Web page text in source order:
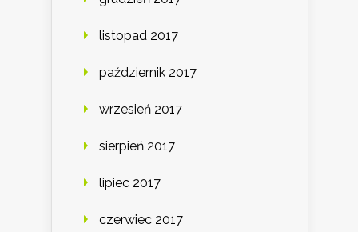
listopad 2017
październik 2017
wrzesień 2017
sierpień 2017
lipiec 2017
czerwiec 2017